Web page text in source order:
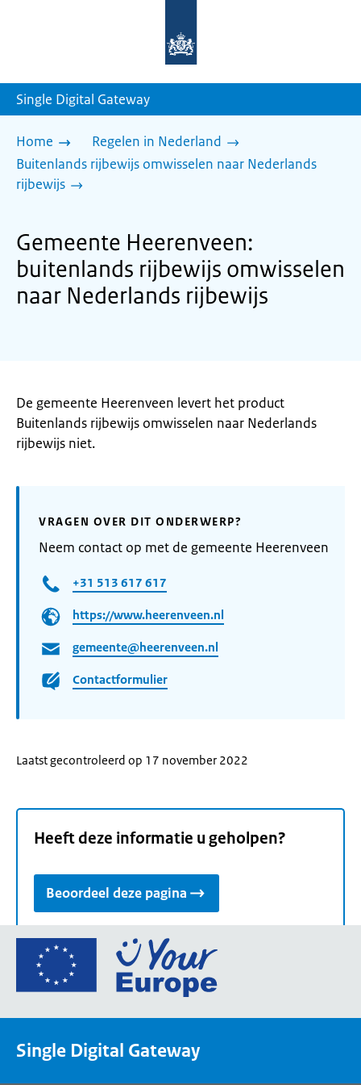
homepage
Single Digital Gateway
Home
Regelen in Nederland
Buitenlands rijbewijs omwisselen naar Nederlands
rijbewijs
Gemeente Heerenveen:
buitenlands rijbewijs omwisselen
naar Nederlands rijbewijs
De gemeente Heerenveen levert het product
Buitenlands rijbewijs omwisselen naar Nederlands
rijbewijs niet.
VRAGEN OVER DIT ONDERWERP?
Neem contact op met de gemeente Heerenveen
+31 513 617 617
https://www.heerenveen.nl
gemeente@heerenveen.nl
Contactformulier
Laatst gecontroleerd op 17 november 2022
Heeft deze informatie u geholpen?
Beoordeel deze pagina
Ga
de
Single Digital Gateway